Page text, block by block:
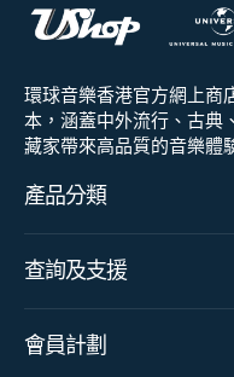
環球音樂香港官方網上商
本，涵蓋中外流行、古典
藏家帶來高品質的音樂體
產品分類
查詢及支援
會員計劃